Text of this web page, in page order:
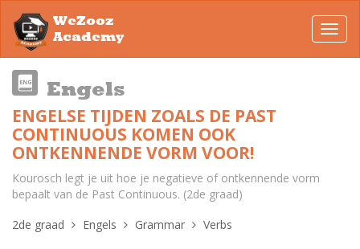
WeZooz
Academy
Engels
ENGELSE TIJDEN ZOALS DE PAST
CONTINUOUS KOMEN OOK
ONTKENNENDE VORM VOOR!
Kourosch legt je uit hoe je negatieve of ontkennende vorm
bepaalt van de Past Continuous. (2de graad)
2de graad
Engels Grammar Verbs